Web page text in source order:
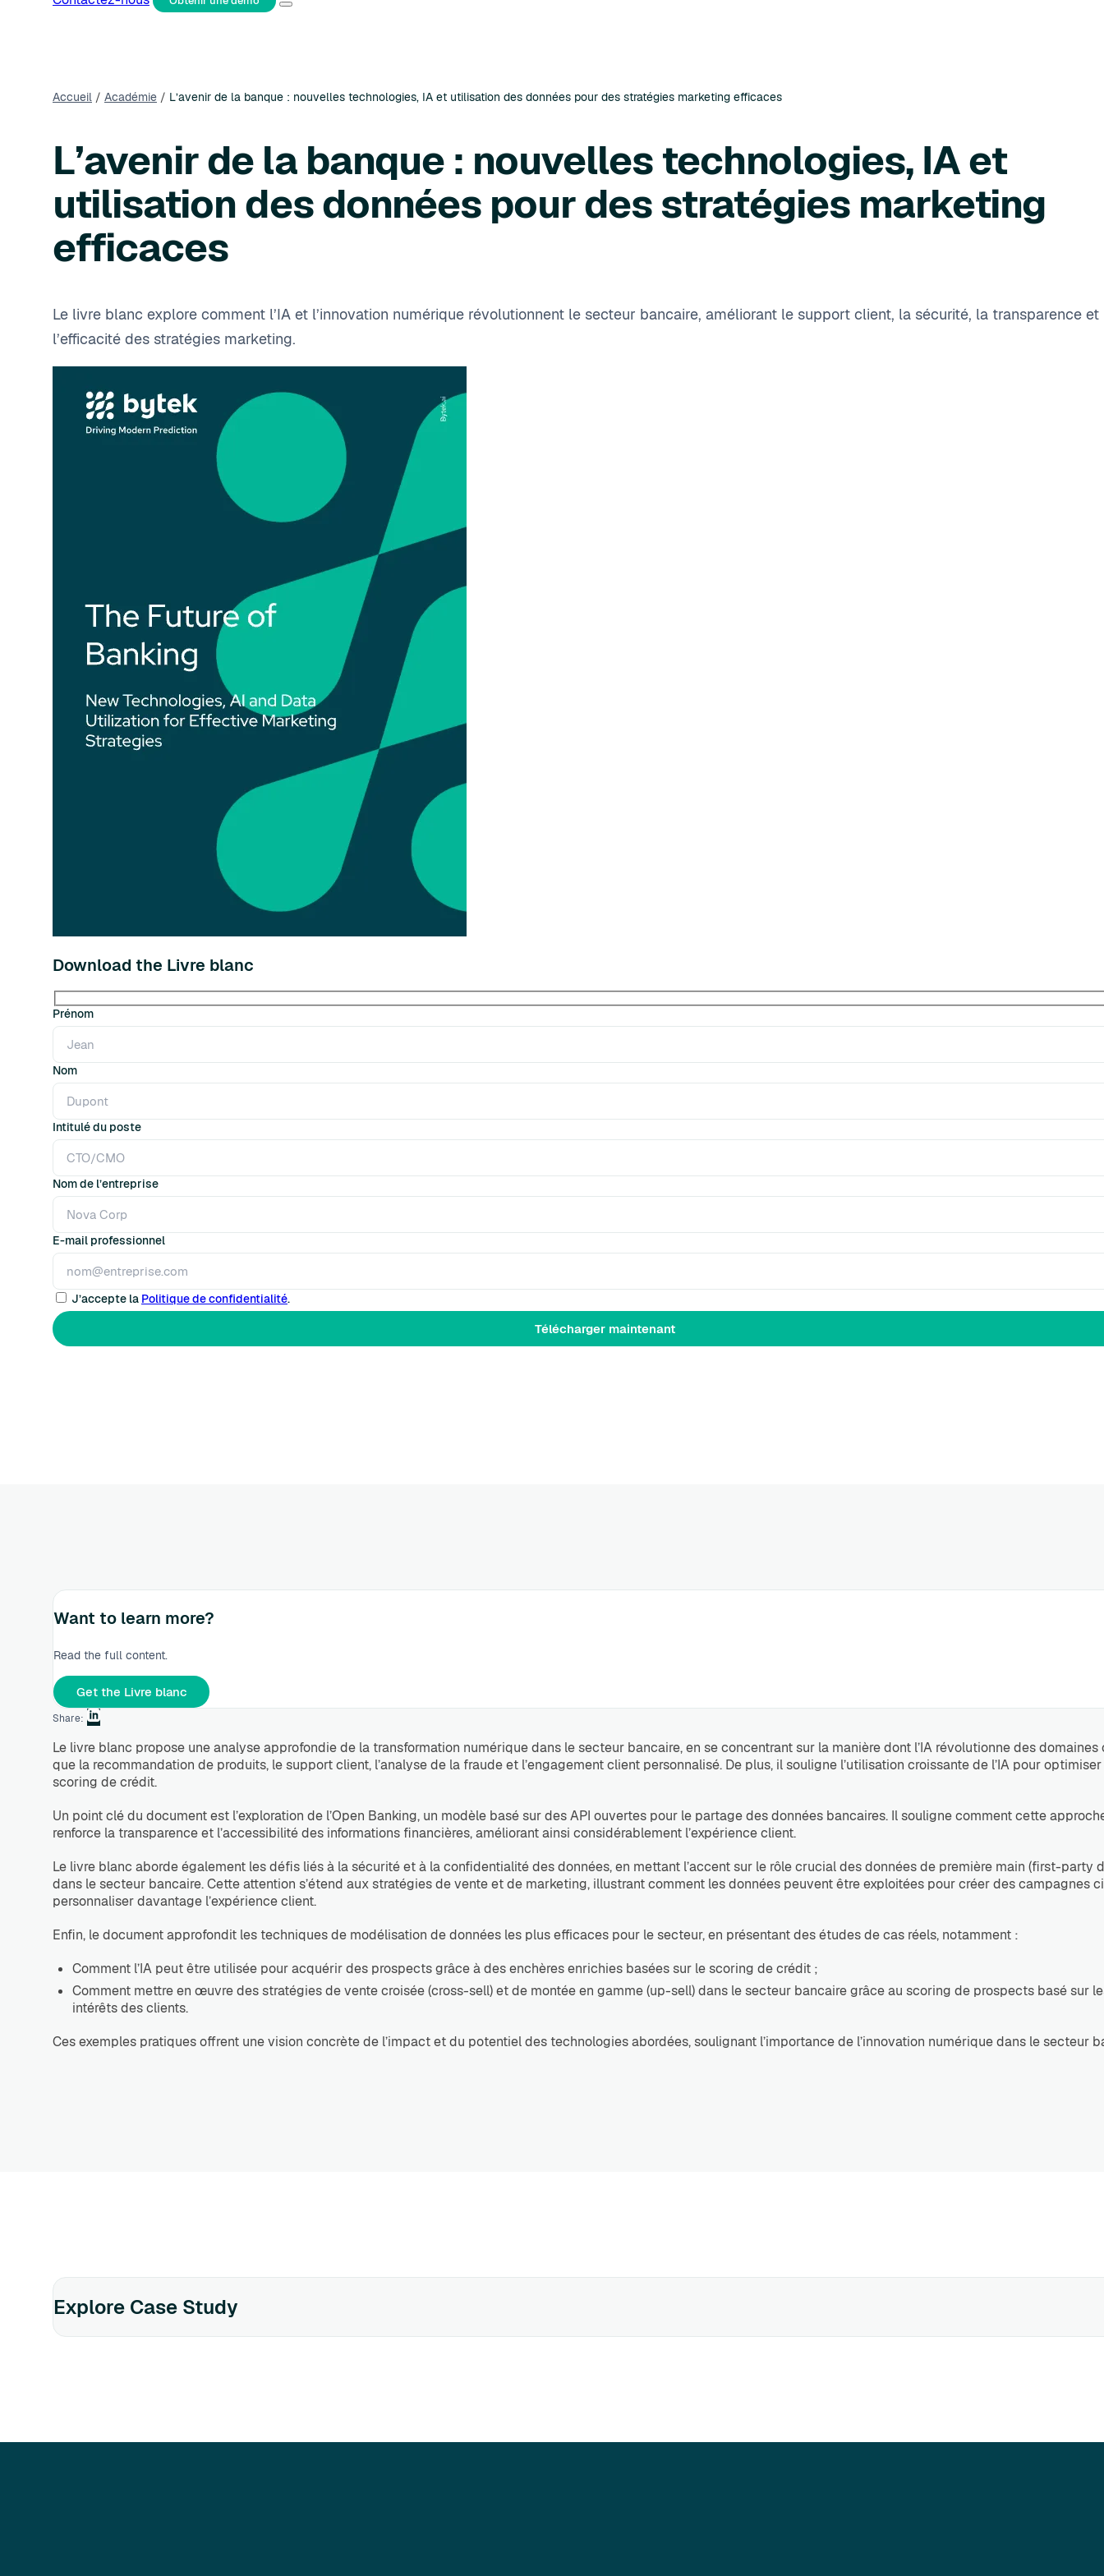
Accueil / Académie / L’avenir de la banque : nouvelles technologies, IA et utilisation des données pour des stratégies marketing efficaces
L’avenir de la banque : nouvelles technologies, IA et
utilisation des données pour des stratégies marketing
efficaces
Le livre blanc explore comment l’IA et l’innovation numérique révolutionnent le secteur bancaire, améliorant le support client, la sécurité, la transparence et
l’efficacité des stratégies marketing.
Download the Livre blanc
Prénom
Nom
Intitulé du poste
Nom de l’entreprise
E-mail professionnel
J’accepte la Politique de confidentialité.
Want to learn more?
Read the full content.
Get the Livre blanc
Share:
Le livre blanc propose une analyse approfondie de la transformation numérique dans le secteur bancaire, en se concentrant sur la manière dont l’IA révolutionne des domaines
que la recommandation de produits, le support client, l’analyse de la fraude et l’engagement client personnalisé. De plus, il souligne l’utilisation croissante de l’IA pour
scoring de crédit.
Un point clé du document est l’exploration de l’Open Banking, un modèle basé sur des API ouvertes pour le partage des données bancaires. Il souligne comment cette
renforce la transparence et l’accessibilité des informations financières, améliorant ainsi considérablement l’expérience client.
Le livre blanc aborde également les défis liés à la sécurité et à la confidentialité des données, en mettant l’accent sur le rôle crucial des données de première main (first-party
dans le secteur bancaire. Cette attention s’étend aux stratégies de vente et de marketing, illustrant comment les données peuvent être exploitées pour créer des campagnes
personnaliser davantage l’expérience client.
Enfin, le document approfondit les techniques de modélisation de données les plus efficaces pour le secteur, en présentant des études de cas réels, notamment :
Comment l’IA peut être utilisée pour acquérir des prospects grâce à des enchères enrichies basées sur le scoring de crédit ;
Comment mettre en œuvre des stratégies de vente croisée (cross-sell) et de montée en gamme (up-sell) dans le secteur bancaire grâce au scoring de prospects basé sur
intérêts des clients.
Ces exemples pratiques offrent une vision concrète de l’impact et du potentiel des technologies abordées, soulignant l’importance de l’innovation numérique dans le secteur
Explore Case Study